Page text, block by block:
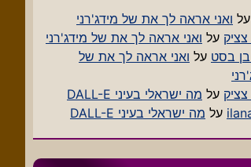
על ואני אראה לך את של מידג'רני
צציק על ואני אראה לך את של מידג'רני
בסט על ואני אראה לך את של
צציק על מה ישראלי בעיני DALL-E
על מה ישראלי בעיני DALL-E